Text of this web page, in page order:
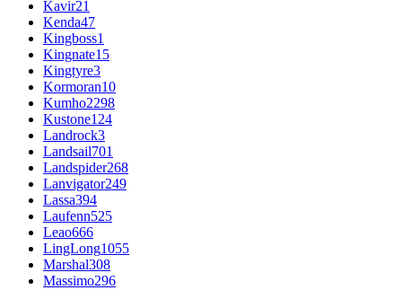
Kavir21
Kenda47
Kingboss1
Kingnate15
Kingtyre3
Kormoran10
Kumho2298
Kustone124
Landrock3
Landsail701
Landspider268
Lanvigator249
Lassa394
Laufenn525
Leao666
LingLong1055
Marshal308
Massimo296